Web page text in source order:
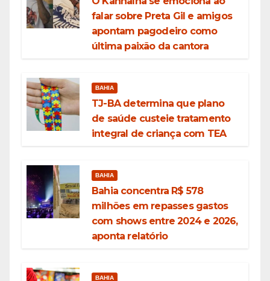
falar sobre Preta Gil e amigos
apontam pagodeiro como
última paixão da cantora
BAHIA
TJ-BA determina que plano
de saúde custeie tratamento
integral de criança com TEA
BAHIA
Bahia concentra R$ 578
milhões em repasses gastos
com shows entre 2024 e 2026,
aponta relatório
BAHIA